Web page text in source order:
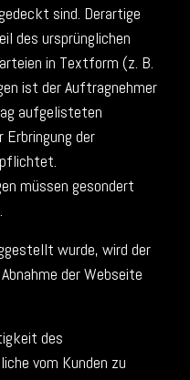
sind. Derartige
des ursprünglichen
in Textform (z. B.
ist der Auftragnehmer
aufgelisteten
der
müssen gesondert
wurde, wird der
der Webseite
des
vom Kunden zu